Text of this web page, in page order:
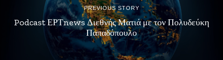
PREVIOUS STORY
Podcast ΕΡΤnews Διεθνής Ματιά με τον Πολυδεύκη
Παπαδόπουλο